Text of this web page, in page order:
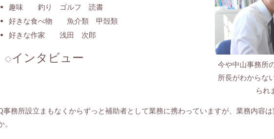
今や中山事務所
所長がわからな
られ
趣味 釣り ゴルフ 読書
好きな食べ物 魚介類 甲殻類
好きな作家 浅田 次郎
◇インタビュー
事務所設立まもなくからずっと補助者として業務に携わっていますが、業務内容
。